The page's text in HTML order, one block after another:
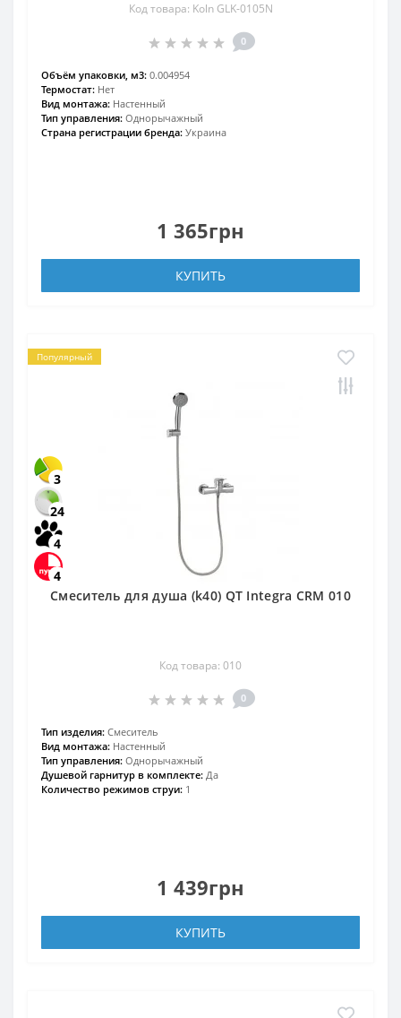
Код товара: Koln GLK-0105N
0
Объём упаковки, м3: 0.004954
Термостат: Нет
Вид монтажа: Настенный
Тип управления: Однорычажный
Страна регистрации бренда: Украина
1 365грн
КУПИТЬ
Популярный
3
24
4
4
Смеситель для душа (k40) QT Integra CRM 010
Код товара: 010
0
Тип изделия: Смеситель
Вид монтажа: Настенный
Тип управления: Однорычажный
Душевой гарнитур в комплекте: Да
Количество режимов струи: 1
1 439грн
КУПИТЬ